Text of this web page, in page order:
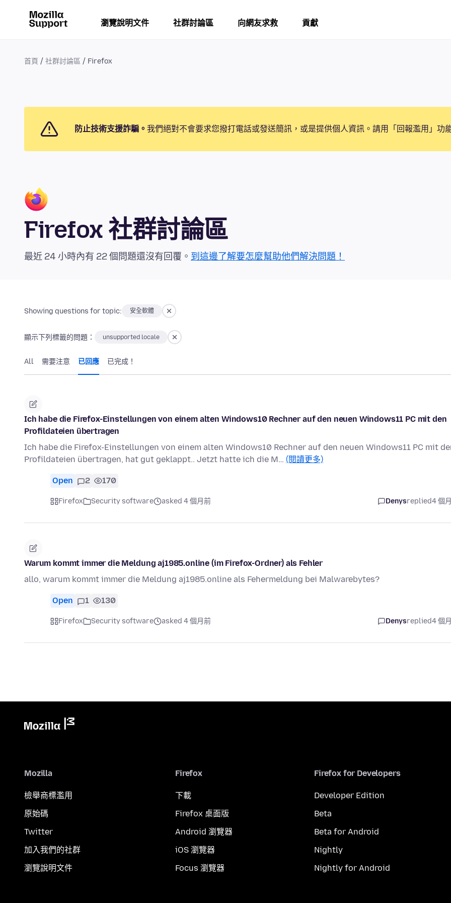
瀏覽說明文件 社群討論區 向網友求救 貢獻
首頁 社群討論區 Firefox
防止技術支援詐騙。 我們絕對不會要求您撥打電話或發送簡訊，或是提供個人資訊。請用「回報濫用」功
Firefox 社群討論區
最近 24 小時內有 22 個問題還沒有回覆。 到這邊了解要怎麼幫助他們解決問題！
Showing questions for topic: 安全軟體
顯示下列標籤的問題： unsupported locale
All 需要注意 已回應 已完成！
Ich habe die Firefox-Einstellungen von einem alten Windows10 Rechner auf den neuen Windows11 PC mit den
Profildateien übertragen
Ich habe die Firefox-Einstellungen von einem alten Windows10 Rechner auf den neuen Windows11 PC mit
Profildateien übertragen, hat gut geklappt.. Jetzt hatte ich die M… (閱讀更多)
Open 2 170
Firefox Security software asked 4 個月前 Denysreplied4 個
Warum kommt immer die Meldung aj1985.online (im Firefox-Ordner) als Fehler
allo, warum kommt immer die Meldung aj1985.online als Fehermeldung bei Malwarebytes?
Open 1 130
Firefox Security software asked 4 個月前 Denysreplied4 個
Mozilla
檢舉商標濫用
原始碼
Twitter
加入我們的社群
瀏覽說明文件
Firefox
下載
Firefox 桌面版
Android 瀏覽器
iOS 瀏覽器
Focus 瀏覽器
Firefox for Developers
Developer Edition
Beta
Beta for Android
Nightly
Nightly for Android